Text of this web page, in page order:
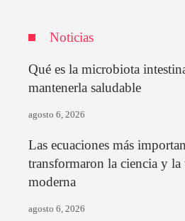
Noticias
Qué es la microbiota
mantenerla saludable
agosto 6, 2026
Las ecuaciones más
transformaron la ciencia y la
moderna
agosto 6, 2026